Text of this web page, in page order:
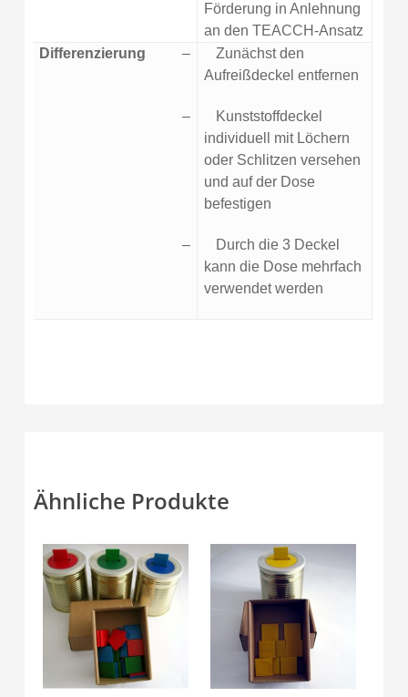
Förderung in Anlehnung
an den TEACCH-Ansatz
Differenzierung
–
Zunächst den
Aufreißdeckel entfernen
–
Kunststoffdeckel
individuell mit Löchern
oder Schlitzen versehen
und auf der Dose
befestigen
–
Durch die 3 Deckel
kann die Dose mehrfach
verwendet werden
Ähnliche Produkte